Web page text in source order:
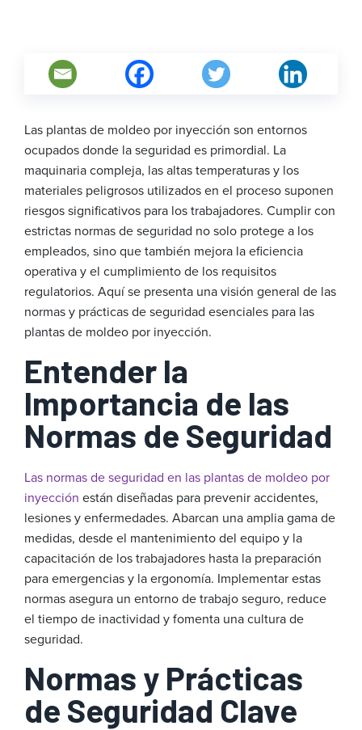
Las plantas de moldeo por inyección son entornos
ocupados donde la seguridad es primordial. La
maquinaria compleja, las altas temperaturas y los
materiales peligrosos utilizados en el proceso suponen
riesgos significativos para los trabajadores. Cumplir con
estrictas normas de seguridad no solo protege a los
empleados, sino que también mejora la eficiencia
operativa y el cumplimiento de los requisitos
regulatorios. Aquí se presenta una visión general de las
normas y prácticas de seguridad esenciales para las
plantas de moldeo por inyección.
Entender la
Importancia de las
Normas de Seguridad
Las normas de seguridad en las plantas de moldeo por
inyección están diseñadas para prevenir accidentes,
lesiones y enfermedades. Abarcan una amplia gama de
medidas, desde el mantenimiento del equipo y la
capacitación de los trabajadores hasta la preparación
para emergencias y la ergonomía. Implementar estas
normas asegura un entorno de trabajo seguro, reduce
el tiempo de inactividad y fomenta una cultura de
seguridad.
Normas y Prácticas
de Seguridad Clave